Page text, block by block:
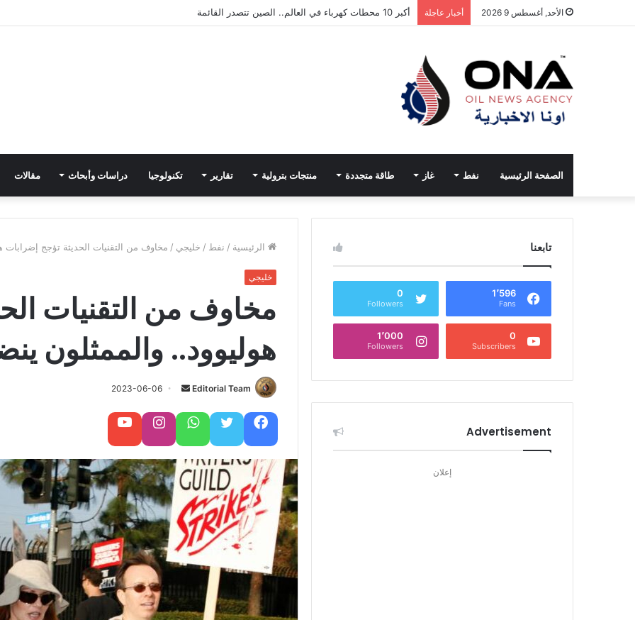
الأحد, أغسطس 9 2026 أخبار عاجلة أكبر 10 محطات كهرباء في العالم.. الصين تتصدر القائمة
الصفحة الرئيسية نفط غاز طاقة متجددة منتجات بترولية تقارير تكنولوجيا دراسات وأبحاث مقالات
الرئيسية / نفط / خليجي / مخاوف من التقنيات الحديثة تؤجج إضرابات
خليجي
مخاوف من التقنيات
هوليوود.. والممثلون
Editorial Team
س
ل
ر
ي
ا
إ
ر
2023-06-06
فيسبوك تويتر واتساب تابعنا على إنستغرام تابعنا على يوتيوب
تابعنا
1٬596
Fans
0
Followers
0
Subscribers
1٬000
Followers
Advertisement
إعلان